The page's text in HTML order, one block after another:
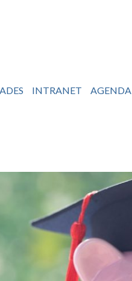
INTRANET AGENDA